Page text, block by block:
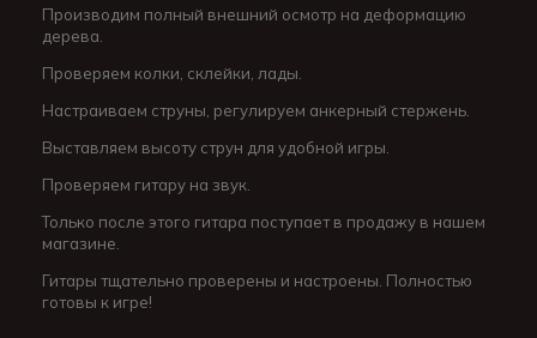
Производим полный внешний осмотр на деформацию
дерева.
Проверяем колки, склейки, лады.
Настраиваем струны, регулируем анкерный стержень.
Выставляем высоту струн для удобной игры.
Проверяем гитару на звук.
Только после этого гитара поступает в продажу в нашем
магазине.
Гитары тщательно проверены и настроены. Полностью
готовы к игре!